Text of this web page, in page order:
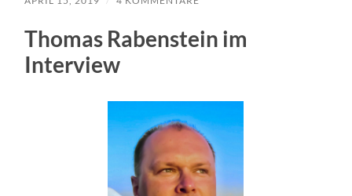
Thomas Rabenstein im
Interview